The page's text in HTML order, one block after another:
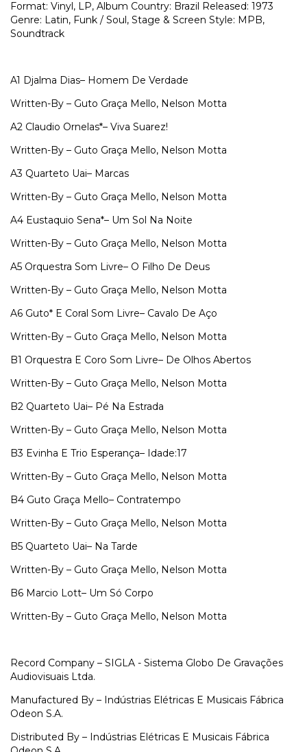
Format: Vinyl, LP, Album Country: Brazil Released: 1973
Genre: Latin, Funk / Soul, Stage & Screen Style: MPB,
Soundtrack
A1 Djalma Dias– Homem De Verdade
Written-By – Guto Graça Mello, Nelson Motta
A2 Claudio Ornelas*– Viva Suarez!
Written-By – Guto Graça Mello, Nelson Motta
A3 Quarteto Uai– Marcas
Written-By – Guto Graça Mello, Nelson Motta
A4 Eustaquio Sena*– Um Sol Na Noite
Written-By – Guto Graça Mello, Nelson Motta
A5 Orquestra Som Livre– O Filho De Deus
Written-By – Guto Graça Mello, Nelson Motta
A6 Guto* E Coral Som Livre– Cavalo De Aço
Written-By – Guto Graça Mello, Nelson Motta
B1 Orquestra E Coro Som Livre– De Olhos Abertos
Written-By – Guto Graça Mello, Nelson Motta
B2 Quarteto Uai– Pé Na Estrada
Written-By – Guto Graça Mello, Nelson Motta
B3 Evinha E Trio Esperança– Idade:17
Written-By – Guto Graça Mello, Nelson Motta
B4 Guto Graça Mello– Contratempo
Written-By – Guto Graça Mello, Nelson Motta
B5 Quarteto Uai– Na Tarde
Written-By – Guto Graça Mello, Nelson Motta
B6 Marcio Lott– Um Só Corpo
Written-By – Guto Graça Mello, Nelson Motta
Record Company – SIGLA - Sistema Globo De Gravações
Audiovisuais Ltda.
Manufactured By – Indústrias Elétricas E Musicais Fábrica
Odeon S.A.
Distributed By – Indústrias Elétricas E Musicais Fábrica